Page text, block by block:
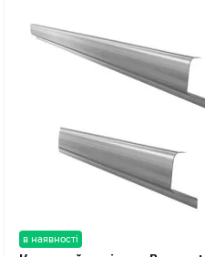
в наявності